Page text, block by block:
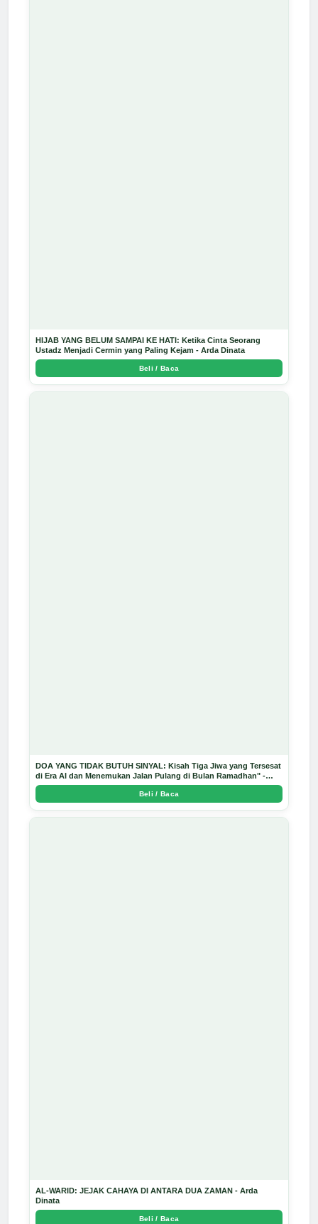
HIJAB YANG BELUM SAMPAI KE HATI: Ketika Cinta Seorang
Ustadz Menjadi Cermin yang Paling Kejam - Arda Dinata
Beli / Baca
DOA YANG TIDAK BUTUH SINYAL: Kisah Tiga Jiwa yang Tersesat
di Era AI dan Menemukan Jalan Pulang di Bulan Ramadhan" -
Arda Dinata
Beli / Baca
AL-WARID: JEJAK CAHAYA DI ANTARA DUA ZAMAN - Arda
Dinata
Beli / Baca